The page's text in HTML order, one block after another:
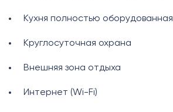
Кухня полностью оборудованная
Круглосуточная охрана
Внешняя зона отдыха
Интернет (Wi-Fi)